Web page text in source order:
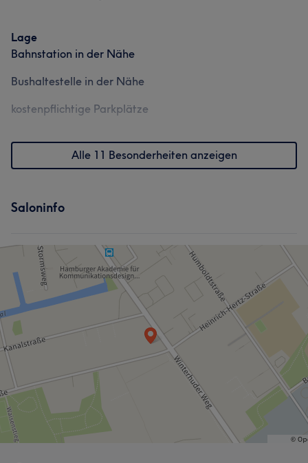
Lage
Bahnstation in der Nähe
Bushaltestelle in der Nähe
kostenpflichtige Parkplätze
Alle 11 Besonderheiten anzeigen
Saloninfo